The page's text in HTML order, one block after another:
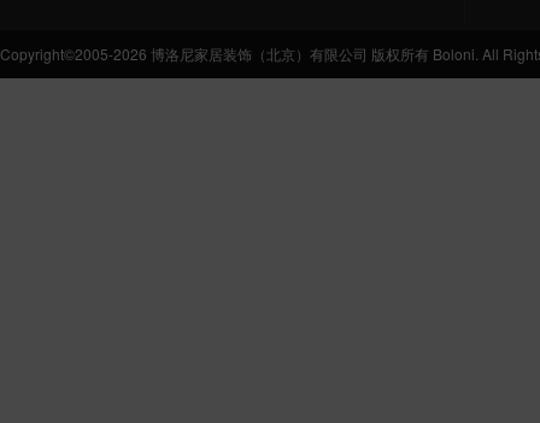
Copyright©2005-2026 博洛尼家居装饰（北京）有限公司 版权所有 Boloni. All